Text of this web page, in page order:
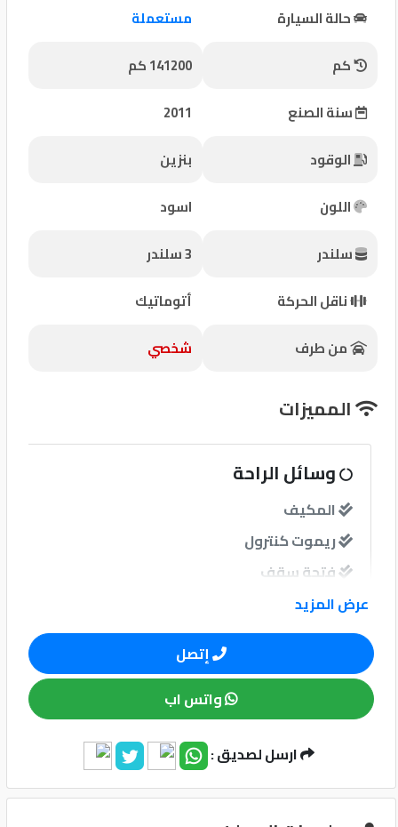
مميزة
إتصل
بنا
المنتدى
كيو
نمبر
كيو
كارز
كيو
ماركت
الدليل
القطري
2020
©
حالة السيارة
مستعملة
كم
141200 كم
سنة الصنع
2011
الوقود
بنزين
اللون
اسود
سلندر
3 سلندر
ناقل الحركة
أتوماتيك
من طرف
شخصي
المميزات
وسائل الراحة
المكيف
ريموت كنترول
فتحة سقف
مرايات كهرباء
مرايات ضم إغلاق
نوافذ
نوافذ كهربائية امامية
عرض المزيد
إتصل
واتس اب
ارسل لصديق :